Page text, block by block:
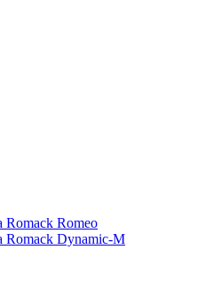
Romeo
Romack Dynamic-M